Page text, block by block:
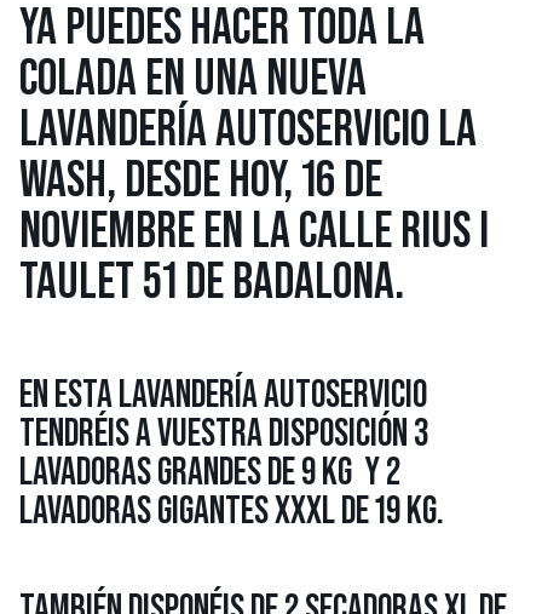
YA PUEDES HACER TODA LA
COLADA EN UNA NUEVA
LAVANDERÍA AUTOSERVICIO LA
WASH, DESDE HOY, 16 DE
NOVIEMBRE EN LA CALLE RIUS I
TAULET 51 DE BADALONA.
EN ESTA LAVANDERÍA AUTOSERVICIO
TENDRÉIS A VUESTRA DISPOSICIÓN 3
LAVADORAS GRANDES DE 9 KG Y 2
LAVADORAS GIGANTES XXXL DE 19 KG.